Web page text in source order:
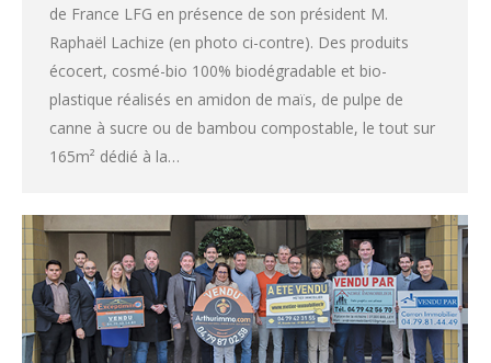
de France LFG en présence de son président M.
Raphaël Lachize (en photo ci-contre). Des produits
écocert, cosmé-bio 100% biodégradable et bio-
plastique réalisés en amidon de maïs, de pulpe de
canne à sucre ou de bambou compostable, le tout sur
165m² dédié à la…